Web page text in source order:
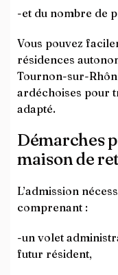
-et du nombre de
Vous pouvez
résidences
Tournon-sur-
ardéchoises pour
adapté.
Démarches
maison de
L’admission
comprenant :
-un volet
futur résident,